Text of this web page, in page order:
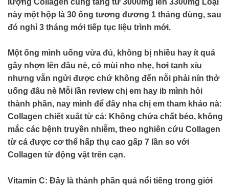
này một hộp là 30 ống tương đương 1 tháng dùng, sau
đó nghỉ 3 tháng mới tiếp tục liệu trình mới.
Một ống mình uống vừa đủ, không bị nhiều hay ít quá
gây nhợn lên đâu nè, có mùi nho nhẹ, hơi tanh xíu
nhưng vẫn ngửi được chứ không đến nỗi phải nín thở
uống đâu nè Mỗi lần review chị em hay ib mình hỏi
thành phần, nay mình để đây nha chị em tham khảo nà:
Collagen chiết xuất từ cá: Không chứa chất béo, không
mắc các bệnh truyền nhiễm, theo nghiên cứu Collagen
từ cá được cơ thể hấp thụ cao gấp 7 lần so với
Collagen từ động vật trên cạn.
Vitamin C: Đây là thành phần quá nổi tiếng trong giới